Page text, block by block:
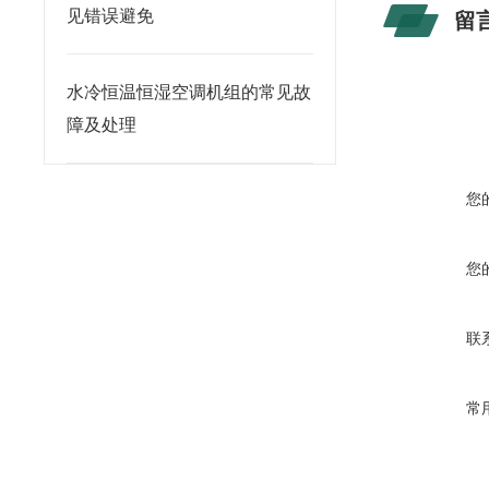
见错误避免
水冷恒温恒湿空调机组的常见故
障及处理
留
您
您
联
常